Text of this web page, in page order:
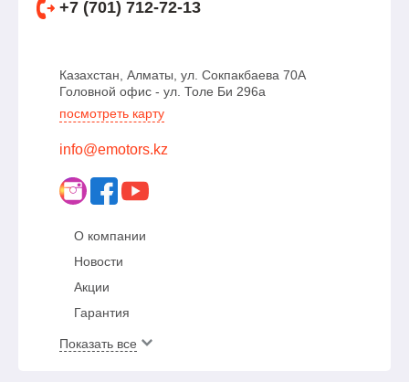
+7 (701) 712-72-13
Казахстан, Алматы, ул. Сокпакбаева 70А
Головной офис - ул. Толе Би 296а
посмотреть карту
info@emotors.kz
О компании
Новости
Акции
Гарантия
Показать все